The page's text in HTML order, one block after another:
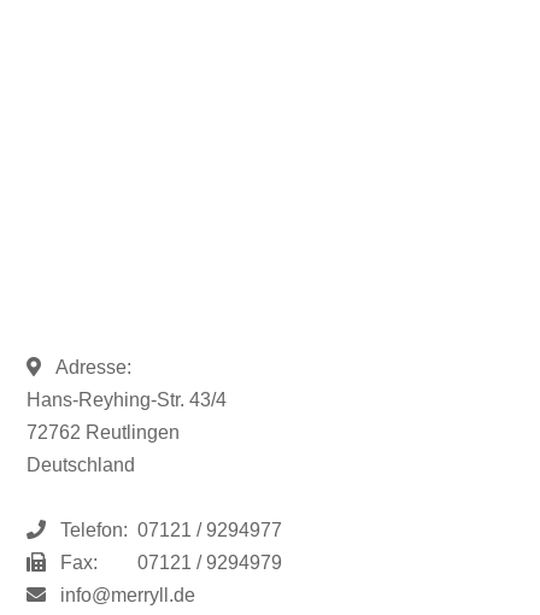
Adresse:
Hans-Reyhing-Str. 43/4
72762 Reutlingen
Deutschland
Telefon: 07121 / 9294977
Fax:
07121 / 9294979
info@merryll.de